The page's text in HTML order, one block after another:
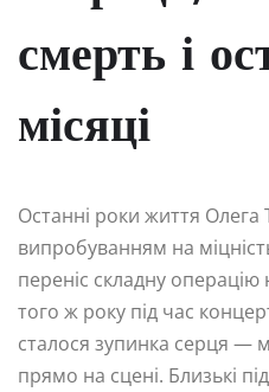
смерть і
місяці
Останні роки життя Олега
випробуванням на
переніс складну операцію
того ж року під час
сталося зупинка серця —
прямо на сцені. Близькі